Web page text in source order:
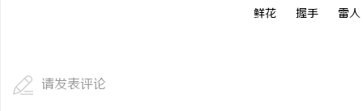
鲜花 握手 雷人
请发表评论